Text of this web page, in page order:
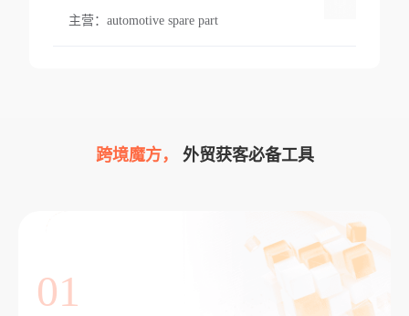
主营： automotive spare part
跨境魔方， 外贸获客必备工具
01